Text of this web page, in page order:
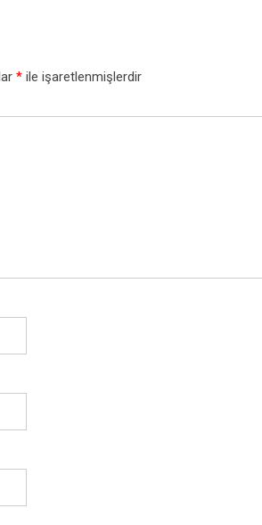
*ile işaretlenmişlerdir